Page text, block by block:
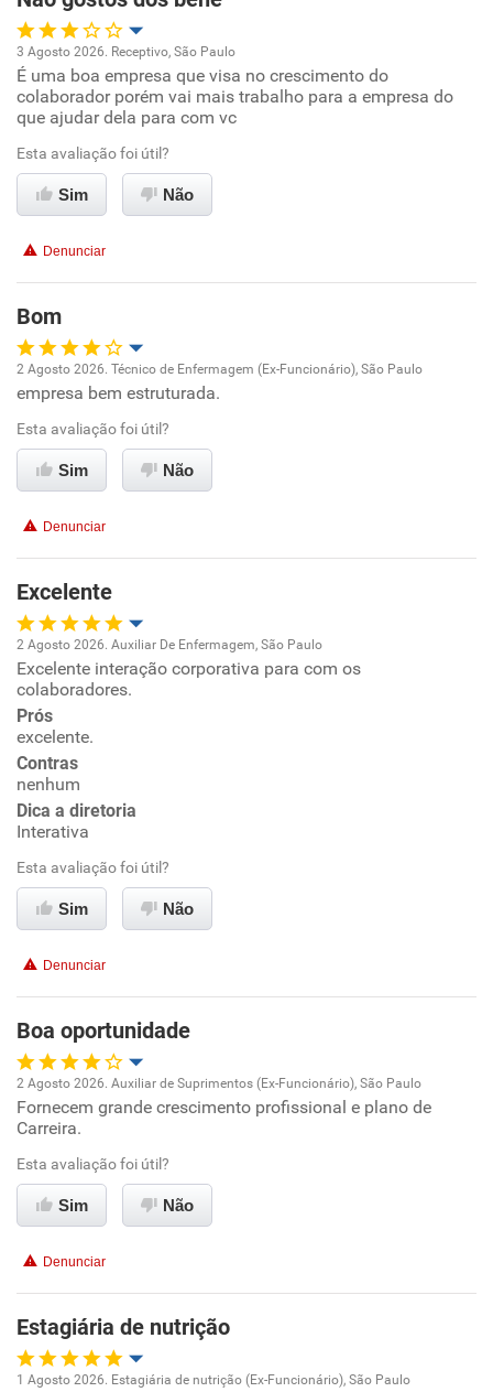
Ambiente de trabalho
Conciliação com a vida familiar
Benefícios
Recomenda esta empresa
Recomenda a diretoria
Oportunidade de promoção
Ambiente de trabalho
Conciliação com a vida familiar
3 Agosto 2026. Receptivo, São Paulo
É uma boa empresa que visa no crescimento do
colaborador porém vai mais trabalho para a empresa do
que ajudar dela para com vc
Esta avaliação foi útil?
Sim Não
Denunciar
Bom
Oportunidade de promoção
Ambiente de trabalho
Benefícios
Recomenda esta empresa
Recomenda a diretoria
2 Agosto 2026. Técnico de Enfermagem (Ex-Funcionário), São Paulo
empresa bem estruturada.
Esta avaliação foi útil?
Sim Não
Denunciar
Excelente
Oportunidade de promoção
Ambiente de trabalho
Conciliação com a vida familiar
Benefícios
Recomenda esta empresa
Recomenda a diretoria
2 Agosto 2026. Auxiliar De Enfermagem, São Paulo
Excelente interação corporativa para com os
colaboradores.
Prós
excelente.
Contras
nenhum
Dica a diretoria
Interativa
Esta avaliação foi útil?
Sim Não
Denunciar
Boa oportunidade
Oportunidade de promoção
Ambiente de trabalho
Conciliação com a vida familiar
Recomenda esta empresa
Recomenda a diretoria
2 Agosto 2026. Auxiliar de Suprimentos (Ex-Funcionário), São Paulo
Fornecem grande crescimento profissional e plano de
Carreira.
Esta avaliação foi útil?
Sim Não
Denunciar
Estagiária de nutrição
1 Agosto 2026. Estagiária de nutrição (Ex-Funcionário), São Paulo